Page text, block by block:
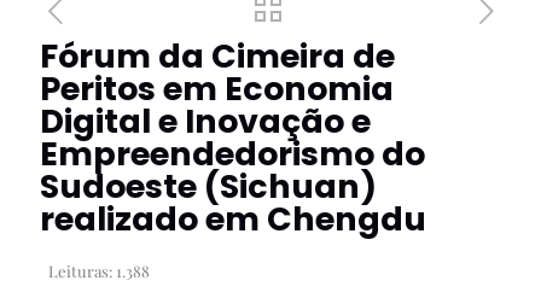
Fórum da Cimeira de
Peritos em Economia
Digital e Inovação e
Empreendedorismo do
Sudoeste (Sichuan)
realizado em Chengdu
Leituras: 1.388